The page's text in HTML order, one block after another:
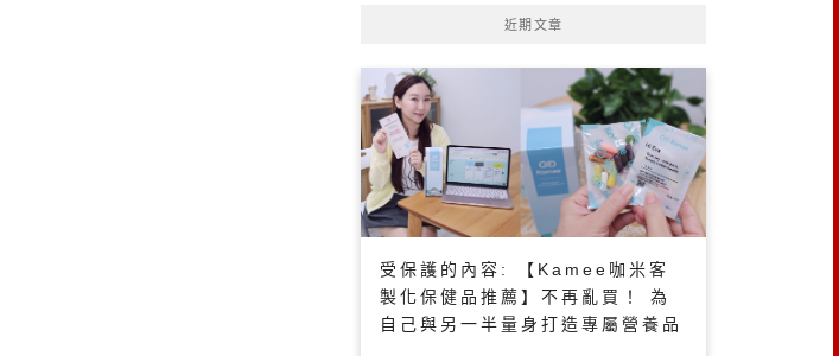
近期文章
受保護的內容: 【Kamee咖米客
製化保健品推薦】不再亂買！ 為
自己與另一半量身打造專屬營養品